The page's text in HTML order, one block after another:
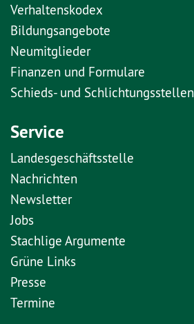
Verhaltenskodex
Bildungsangebote
Neumitglieder
Finanzen und Formulare
Schieds- und Schlichtungsstellen
Service
Landesgeschäftsstelle
Nachrichten
Newsletter
Jobs
Stachlige Argumente
Grüne Links
Presse
Termine